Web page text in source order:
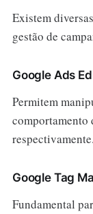
Existem
gestão de
Google Ads
Permitem
comportamento
respectivamente.
Google Tag
Fundamental